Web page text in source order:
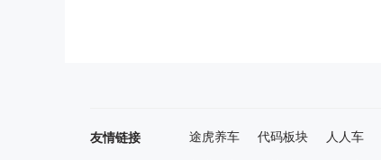
友情链接 途虎养车 代码板块 人人车